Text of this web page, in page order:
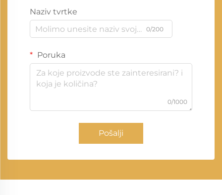
Naziv tvrtke
0/200
Poruka
0/1000
Pošalji